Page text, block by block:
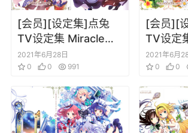
[会员][设定集]点兔
TV设定集 Miracle
Blend
2021年6月28日
0
0 991
[会员][
TV设定
Blend
2021年6月
0
0